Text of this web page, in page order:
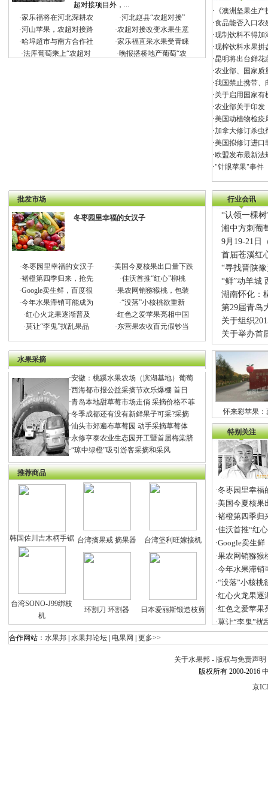
超对接项目外，...
·家乐福将在河北深耕农 ·河北赵县“农超对接”
·河山苹果，农超对接路 ·农超对接改变水果生意
·哈埠超市与南方合作社 ·家乐福直采水果受青睐
·法库葡萄乘上“农超对 ·晚报搭桥地产葡萄“农
· 《澳洲坚果生
·食品能否入口农
·现制饮料不得加
·现榨饮料水果
·昆明将出台鲜
·农业部、国家
·我国禁止携带
·关于启用国家
·农业部关于印
·美国动植物检
·加拿大修订杀
·美国拟修订进
·欧盟发布最新
·"针眼苹果"事件
批发市场
冬枣园里幸福的女汉子
·冬枣园里幸福的女汉子 ·美国今夏核果出口量下跌
·褚橙第四季归来，抢先 ·佳沃首推“红心”柳桃
·Google卖生鲜，百度很 ·果农网销猕猴桃，包装
·今年水果滞销可能成为 ·“没落”小核桃欲重新
·红心火龙果逐渐普及 ·红色之爱苹果亮相中国
·莫让“李鬼”扰乱果品 ·东营果农收百元假钞当
行业会讯
“认领一棵
湘中方刺葡
9月19-21日
首届苍溪红
“寻找晋陕
“鲜”动羊城
湖南怀化：
第29届青岛
关于组织
关于举办首
水果采摘
·安徽：桃蹊水果农场（滨湖基地）葡萄
·西海都市报公益采摘节欢乐爆棚 首日
·青岛本地甜草莓市场走俏 采摘价格不菲
·冬季成都还有没有新鲜果子可采?采摘
·汕头市郊遍布草莓园 动手采摘草莓体
·永修亨泰农业生态园开工暨首届梅棠脐
·“琼中绿橙”吸引游客采摘和采风
推荐商品
韩国佐川吉木柄手锯 台湾摘果戒 摘果器 台湾堡利旺嫁接机
台湾SONO-J99绑枝
机
环割刀 环割器 日本爱丽斯锻造枝剪
怀来彩苹果
特别关注
·冬枣园里幸福
·美国今夏核果
·褚橙第四季归
·佳沃首推“红
·Google卖生
·果农网销猕猴
·今年水果滞
·“没落”小核桃
·红心火龙果逐
·红色之爱苹果
·莫让“李鬼”扰
合作网站： 水果邦 水果邦论坛 电果网 更多>>
关于水果邦 - 版权与免责声明
版权所有 2000-2016
京